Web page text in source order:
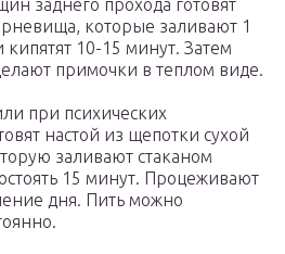
заднего прохода готовят
которые заливают 1
кипятят 10-15 минут. Затем
примочки в теплом виде.
при психических
настой из щепотки сухой
заливают стаканом
15 минут. Процеживают
дня. Пить можно